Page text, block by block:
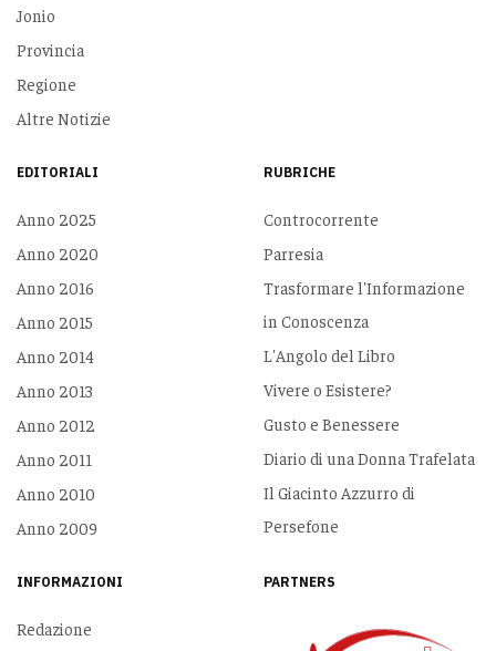
Jonio
Provincia
Regione
Altre Notizie
EDITORIALI
Anno 2025
Anno 2020
Anno 2016
Anno 2015
Anno 2014
Anno 2013
Anno 2012
Anno 2011
Anno 2010
Anno 2009
RUBRICHE
Controcorrente
Parresia
Trasformare l'Informazione
in Conoscenza
L'Angolo del Libro
Vivere o Esistere?
Gusto e Benessere
Diario di una Donna Trafelata
Il Giacinto Azzurro di
Persefone
INFORMAZIONI
Redazione
PARTNERS